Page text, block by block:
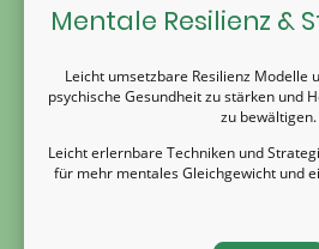
Mentale Resilienz &
Leicht umsetzbare Resilienz Modelle
psychische Gesundheit zu stärken und
zu bewältigen.
Leicht erlernbare Techniken und
für mehr mentales Gleichgewicht und